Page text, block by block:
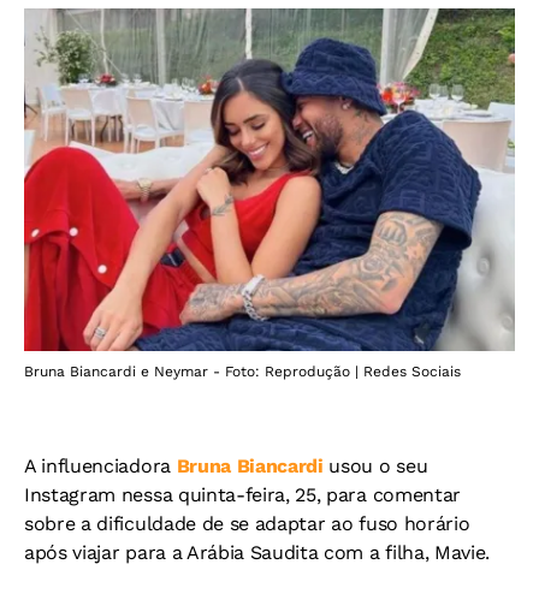
Bruna Biancardi e Neymar - Foto: Reprodução | Redes Sociais
A influenciadora Bruna Biancardi usou o seu
Instagram nessa quinta-feira, 25, para comentar
sobre a dificuldade de se adaptar ao fuso horário
após viajar para a Arábia Saudita com a filha, Mavie.